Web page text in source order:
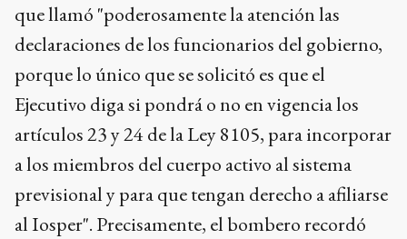
que llamó "poderosamente la atención las
declaraciones de los funcionarios del gobierno,
porque lo único que se solicitó es que el
Ejecutivo diga si pondrá o no en vigencia los
artículos 23 y 24 de la Ley 8105, para incorporar
a los miembros del cuerpo activo al sistema
previsional y para que tengan derecho a afiliarse
al Iosper". Precisamente, el bombero recordó